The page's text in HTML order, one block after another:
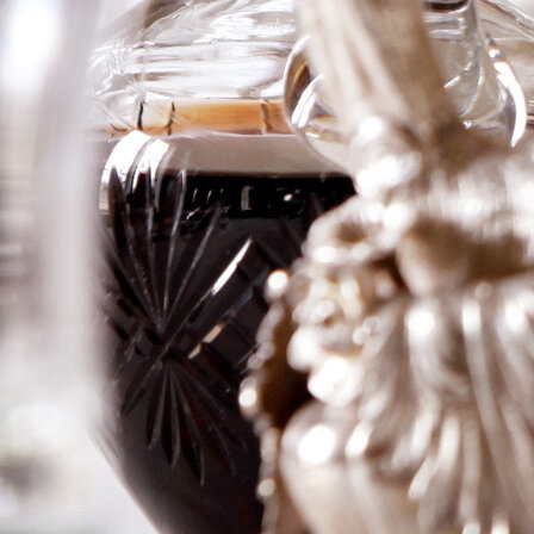
Clos de Beze
Grand Cru,
Pierre Gelin
Logga in för att se priset
Art.nr: 21046-01
Information
Producent Pierre Gelin
Årgång 1970
Land Frankrike
Område Bourgogne